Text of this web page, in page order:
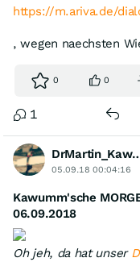
https://m.ariva.de/
, wegen naechsten
0 0
1
05.09.18 00:04:16
Kawumm'sche
06.09.2018
Oh jeh, da hat unser